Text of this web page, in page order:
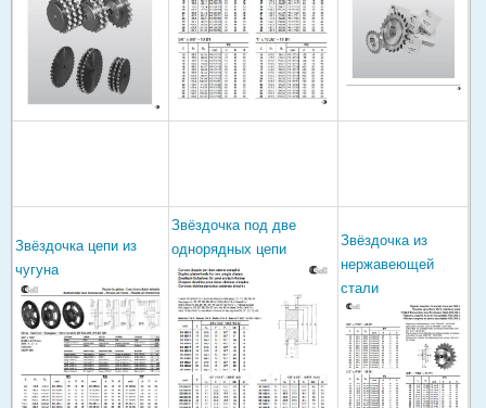
Звёздочка цепи из
чугуна
Звёздочка под две
однорядных цепи
Звёздочка из
нержавеющей
стали